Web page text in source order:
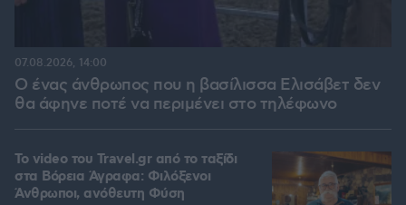
Ο ένας άνθρωπος που η βασίλισσα Ελισάβετ δεν
θα άφηνε ποτέ να περιμένει στο τηλέφωνο
07.08.2026, 14:00
To video του Travel.gr από το ταξίδι
στα Βόρεια Άγραφα: Φιλόξενοι
Άνθρωποι, ανόθευτη Φύση